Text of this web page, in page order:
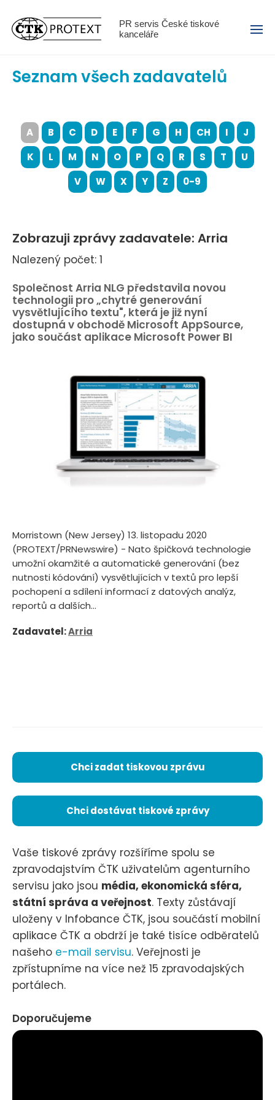
PR servis České tiskové
kanceláře
Menu
Seznam všech zadavatelů
A B C D E F G H CH I
J
K
L M N O P Q R S T
U
V
W X Y Z 0-9
Zobrazuji zprávy zadavatele: Arria
Nalezený počet: 1
Společnost Arria NLG představila novou
technologii pro „chytré generování
vysvětlujícího textu", která je již nyní
dostupná v obchodě Microsoft AppSource,
jako součást aplikace Microsoft Power BI
Morristown (New Jersey) 13. listopadu 2020
(PROTEXT/PRNewswire) - Nato špičková technologie
umožní okamžité a automatické generování (bez
nutnosti kódování) vysvětlujících v textů pro lepší
pochopení a sdílení informací z datových analýz,
reportů a dalších...
Zadavatel:Arria
Chci zadat tiskovou zprávu
Chci dostávat tiskové zprávy
Vaše tiskové zprávy rozšíříme spolu se
zpravodajstvím ČTK uživatelům agenturního
servisu jako jsou média, ekonomická sféra,
státní správa a veřejnost. Texty zůstávají
uloženy v Infobance ČTK, jsou součástí mobilní
aplikace ČTK a obdrží je také tisíce odběratelů
našeho e-mail servisu. Veřejnosti je
zpřístupníme na více než 15 zpravodajských
portálech.
Doporučujeme